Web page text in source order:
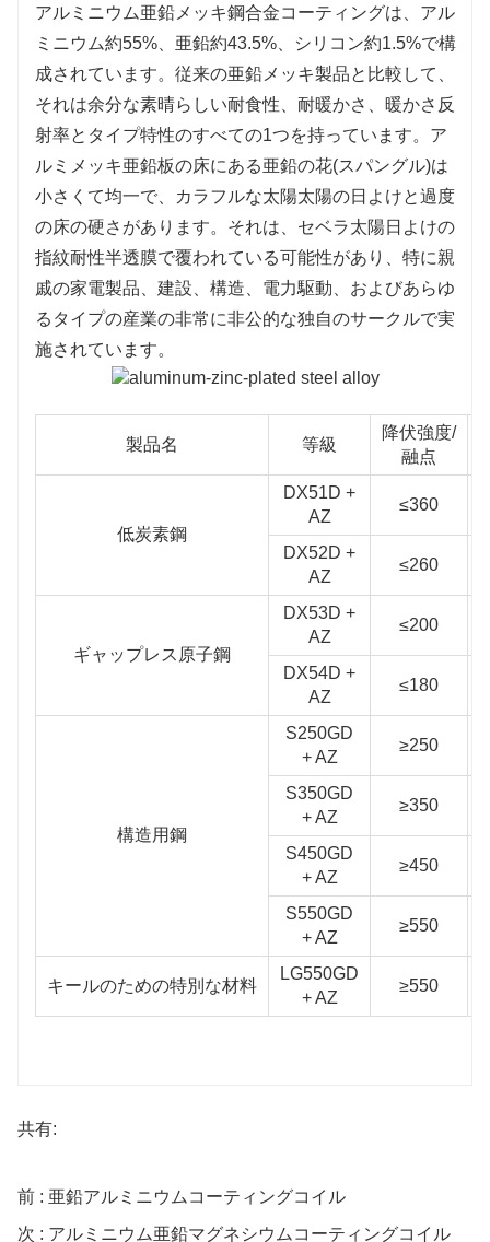
ある亜鉛の花(スパングル)は小さくて
均一で、明るい色と高い表面硬度を持
っています。
アルミニウム亜鉛メッキ鋼合金コーティングは、アル
ミニウム約55%、亜鉛約43.5%、シリコン約1.5%で構
成されています。従来の亜鉛メッキ製品と比較して、
それは余分な素晴らしい耐食性、耐暖かさ、暖かさ反
射率とタイプ特性のすべての1つを持っています。ア
ルミメッキ亜鉛板の床にある亜鉛の花(スパングル)は
小さくて均一で、カラフルな太陽太陽の日よけと過度
の床の硬さがあります。それは、セベラ太陽日よけの
指紋耐性半透膜で覆われている可能性があり、特に親
戚の家電製品、建設、構造、電力駆動、およびあらゆ
るタイプの産業の非常に非公的な独自のサークルで実
施されています。
製品名 等級
降伏強度/
融点
低炭素鋼
DX51D +
AZ
≤360
DX52D +
AZ
≤260
ギャップレス原子鋼
DX53D +
AZ
≤200
DX54D +
AZ
≤180
構造用鋼
S250GD
+ AZ
≥250
S350GD
+ AZ
≥350
S450GD
+ AZ
≥450
S550GD
+ AZ
≥550
キールのための特別な材料
LG550GD
+ AZ
≥550
共有:
前 : 亜鉛アルミニウムコーティングコイル
次 : アルミニウム亜鉛マグネシウムコーティングコイル